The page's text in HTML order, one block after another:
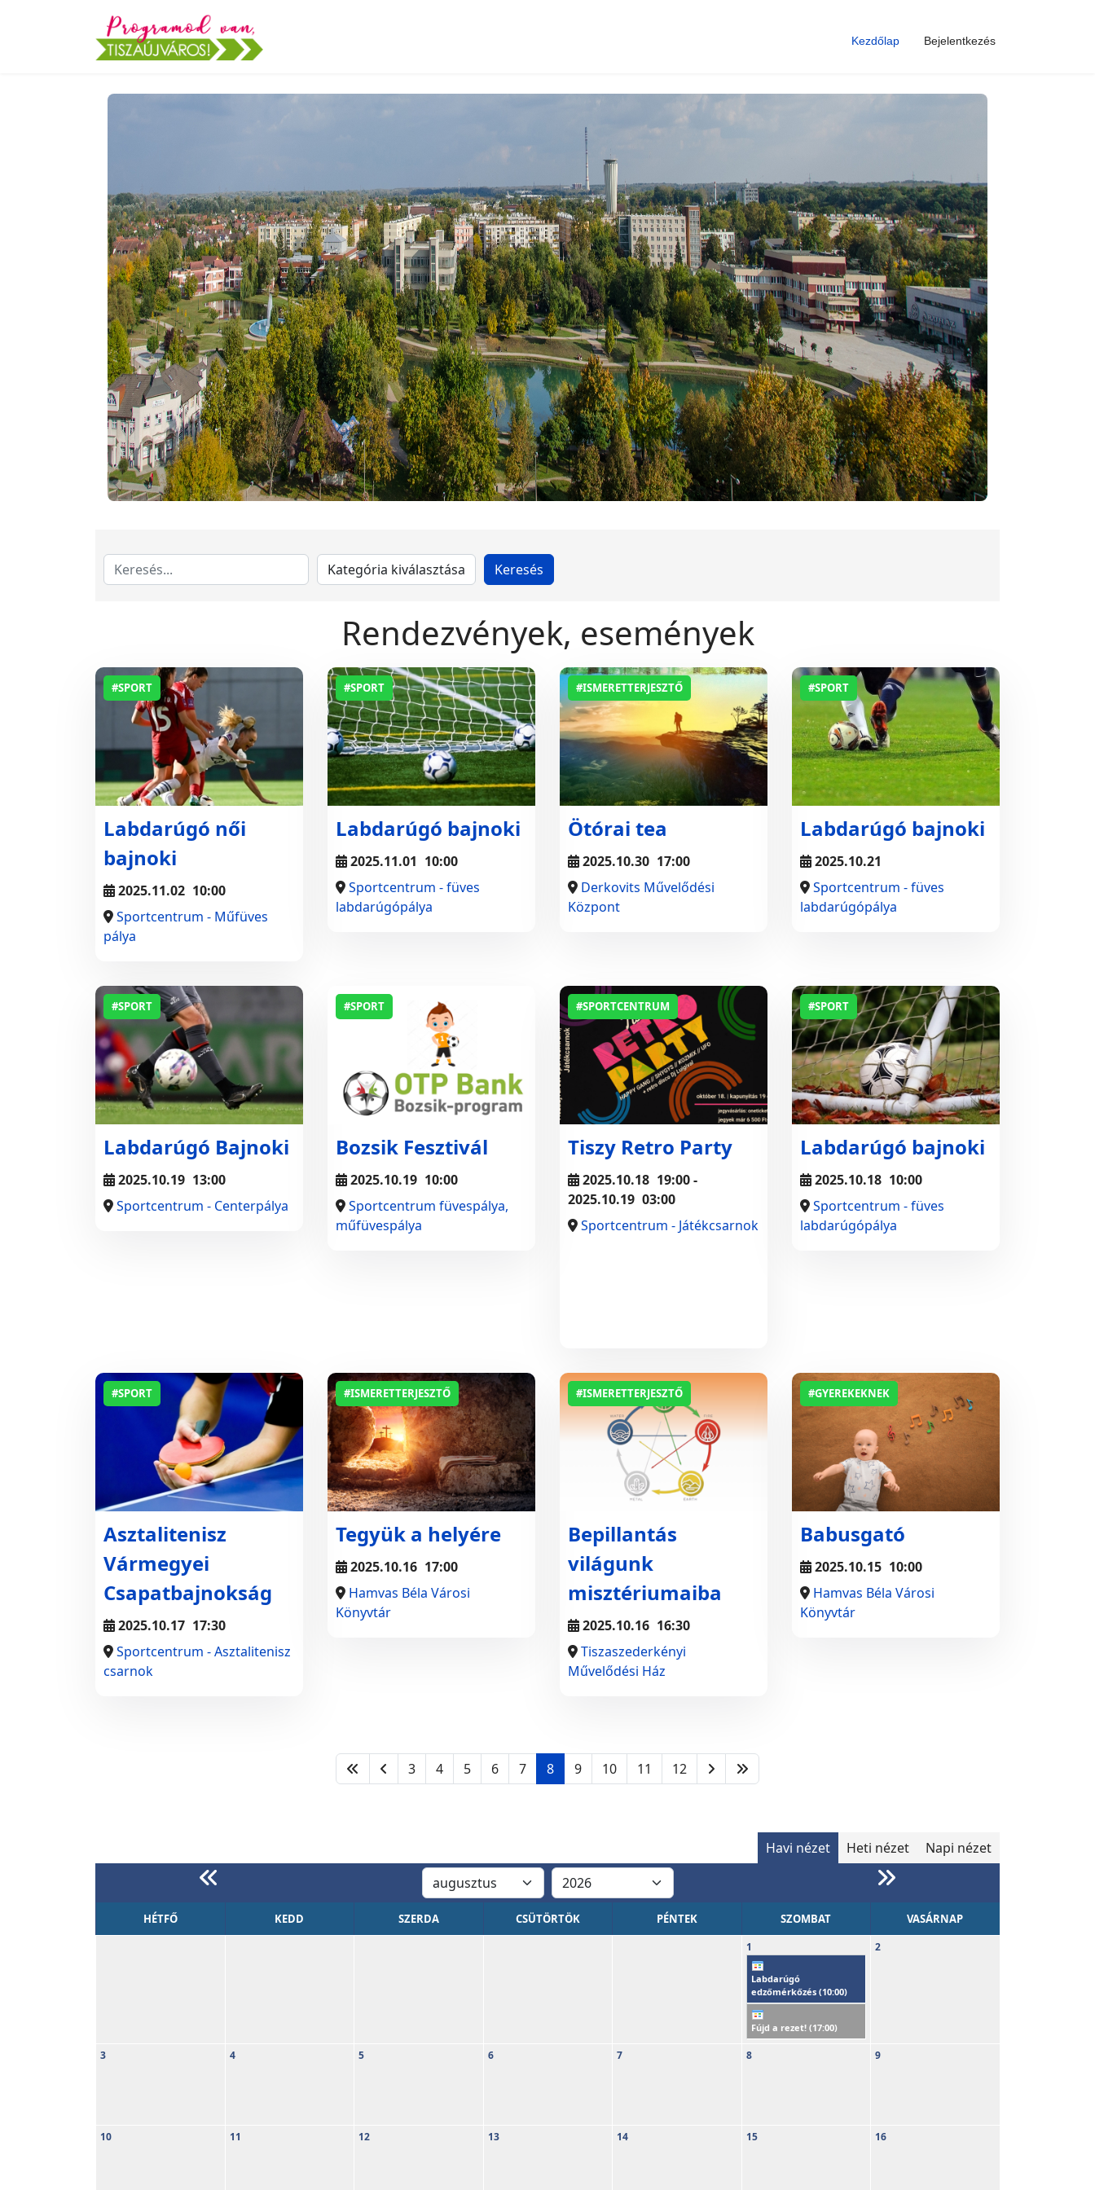
Kezdőlap Bejelentkezés
Rendezvények, események
#SPORT
Labdarúgó női
bajnoki
2025.11.02 10:00
Sportcentrum - Műfüves
pálya
#SPORT
Labdarúgó bajnoki
2025.11.01 10:00
Sportcentrum - füves
labdarúgópálya
#ISMERETTERJESZTŐ
Ötórai tea
2025.10.30 17:00
Derkovits Művelődési
Központ
#SPORT
Labdarúgó bajnoki
2025.10.21
Sportcentrum - füves
labdarúgópálya
#SPORT
Labdarúgó Bajnoki
2025.10.19 13:00
Sportcentrum - Centerpálya
#SPORT
Bozsik Fesztivál
2025.10.19 10:00
Sportcentrum füvespálya,
műfüvespálya
#SPORTCENTRUM
Tiszy Retro Party
2025.10.18 19:00-
2025.10.19 03:00
Sportcentrum - Játékcsarnok
#SPORT
Labdarúgó bajnoki
2025.10.18 10:00
Sportcentrum - füves
labdarúgópálya
#SPORT
Asztalitenisz
Vármegyei
Csapatbajnokság
2025.10.17 17:30
Sportcentrum - Asztalitenisz
csarnok
#ISMERETTERJESZTŐ
Tegyük a helyére
2025.10.16 17:00
Hamvas Béla Városi
Könyvtár
#ISMERETTERJESZTŐ
Bepillantás
világunk
misztériumaiba
2025.10.16 16:30
Tiszaszederkényi
Művelődési Ház
#GYEREKEKNEK
Babusgató
2025.10.15 10:00
Hamvas Béla Városi
Könyvtár
3 4 5 6 7 8 9 10 11 12
Havi nézet Heti nézet Napi nézet
HÉTFŐ KEDD SZERDA CSÜTÖRTÖK PÉNTEK SZOMBAT VASÁRNAP
1
Labdarúgó
edzőmérkőzés (10:00)
Fújd a rezet! (17:00)
2
3 4 5 6 7 8 9
10 11 12 13 14 15 16